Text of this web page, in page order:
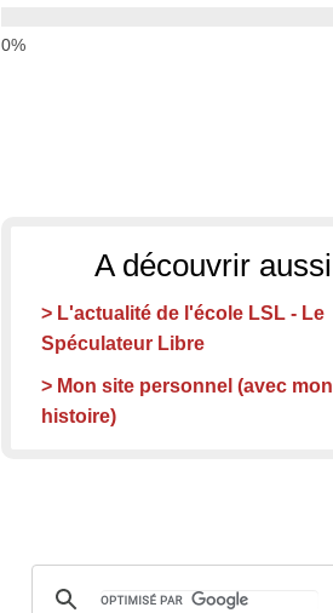
A découvrir aussi
> L'actualité de l'école LSL - Le
Spéculateur Libre
> Mon site personnel (avec mon
histoire)